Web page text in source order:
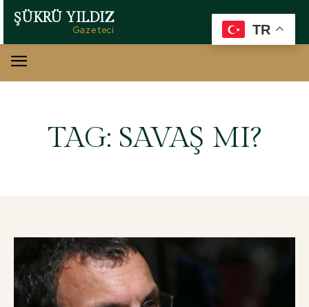
ŞÜKRÜ YILDIZ
Gazeteci
TAG: SAVAŞ MI?
TR